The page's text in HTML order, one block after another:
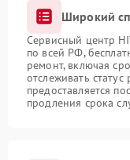
Широкий
Сервисный центр
по всей РФ,
ремонт, включая
отслеживать
предоставляется
продления срока